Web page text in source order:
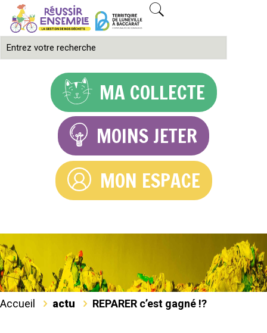
MA COLLECTE
MOINS JETER
MON ESPACE
Accueil actu REPARER c’est gagné !?️